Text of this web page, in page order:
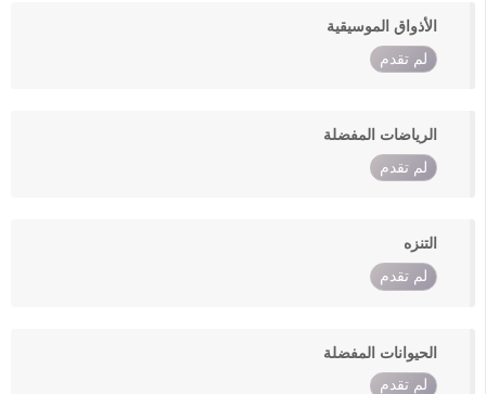
الأذواق الموسيقية
لم تقدم
الرياضات المفضلة
لم تقدم
التنزه
لم تقدم
الحيوانات المفضلة
لم تقدم